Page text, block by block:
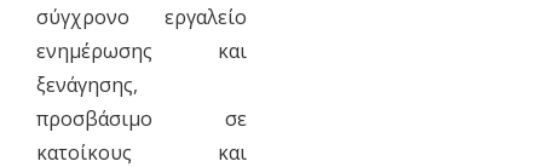
σύγχρονο εργαλείο
ενημέρωσης και
ξενάγησης,
προσβάσιμο σε
κατοίκους και